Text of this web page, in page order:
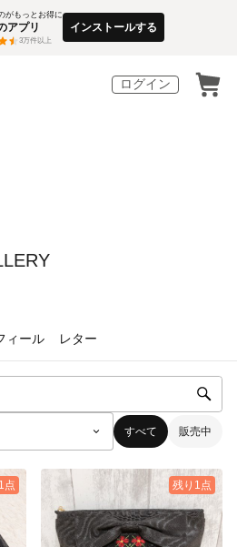
がもっとお得に
アプリ
3万件以上
インストールする
ログイン
ィール レター
すべて 販売中
点 残り1点